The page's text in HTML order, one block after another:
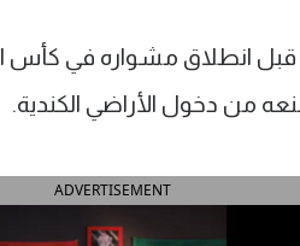
قبل انطلاق مشواره في كأس
منعه من دخول الأراضي الكندية.
ADVERTISEMENT